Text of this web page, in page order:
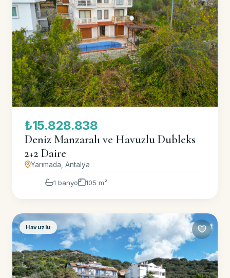
₺15.828.838
Deniz Manzaralı ve Havuzlu Dubleks
2+2 Daire
Yarımada, Antalya
1 banyo 105 m²
Havuzlu